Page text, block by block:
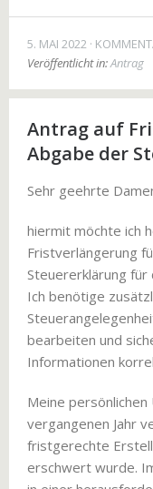
5. MAI 2022
Veröffentlicht in:Antrag
Antrag auf
Abgabe der
Sehr geehrte
hiermit möchte ich
Fristverlängerung
Steuererklärung für
Ich benötige
bearbeiten und
Informationen
Meine persönlichen
vergangenen Jahr
fristgerechte
erschwert wurde.